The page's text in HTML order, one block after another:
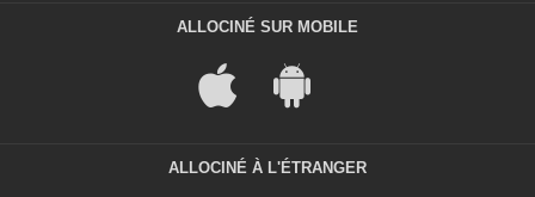
ALLOCINÉ SUR MOBILE
ALLOCINÉ À L'ÉTRANGER